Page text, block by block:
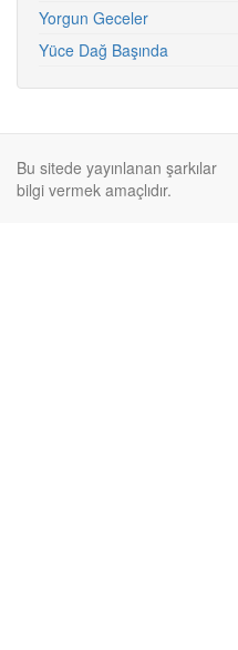
Yorgun Geceler
Yüce Dağ Başında
Bu sitede yayınlanan şarkılar
bilgi vermek amaçlıdır.